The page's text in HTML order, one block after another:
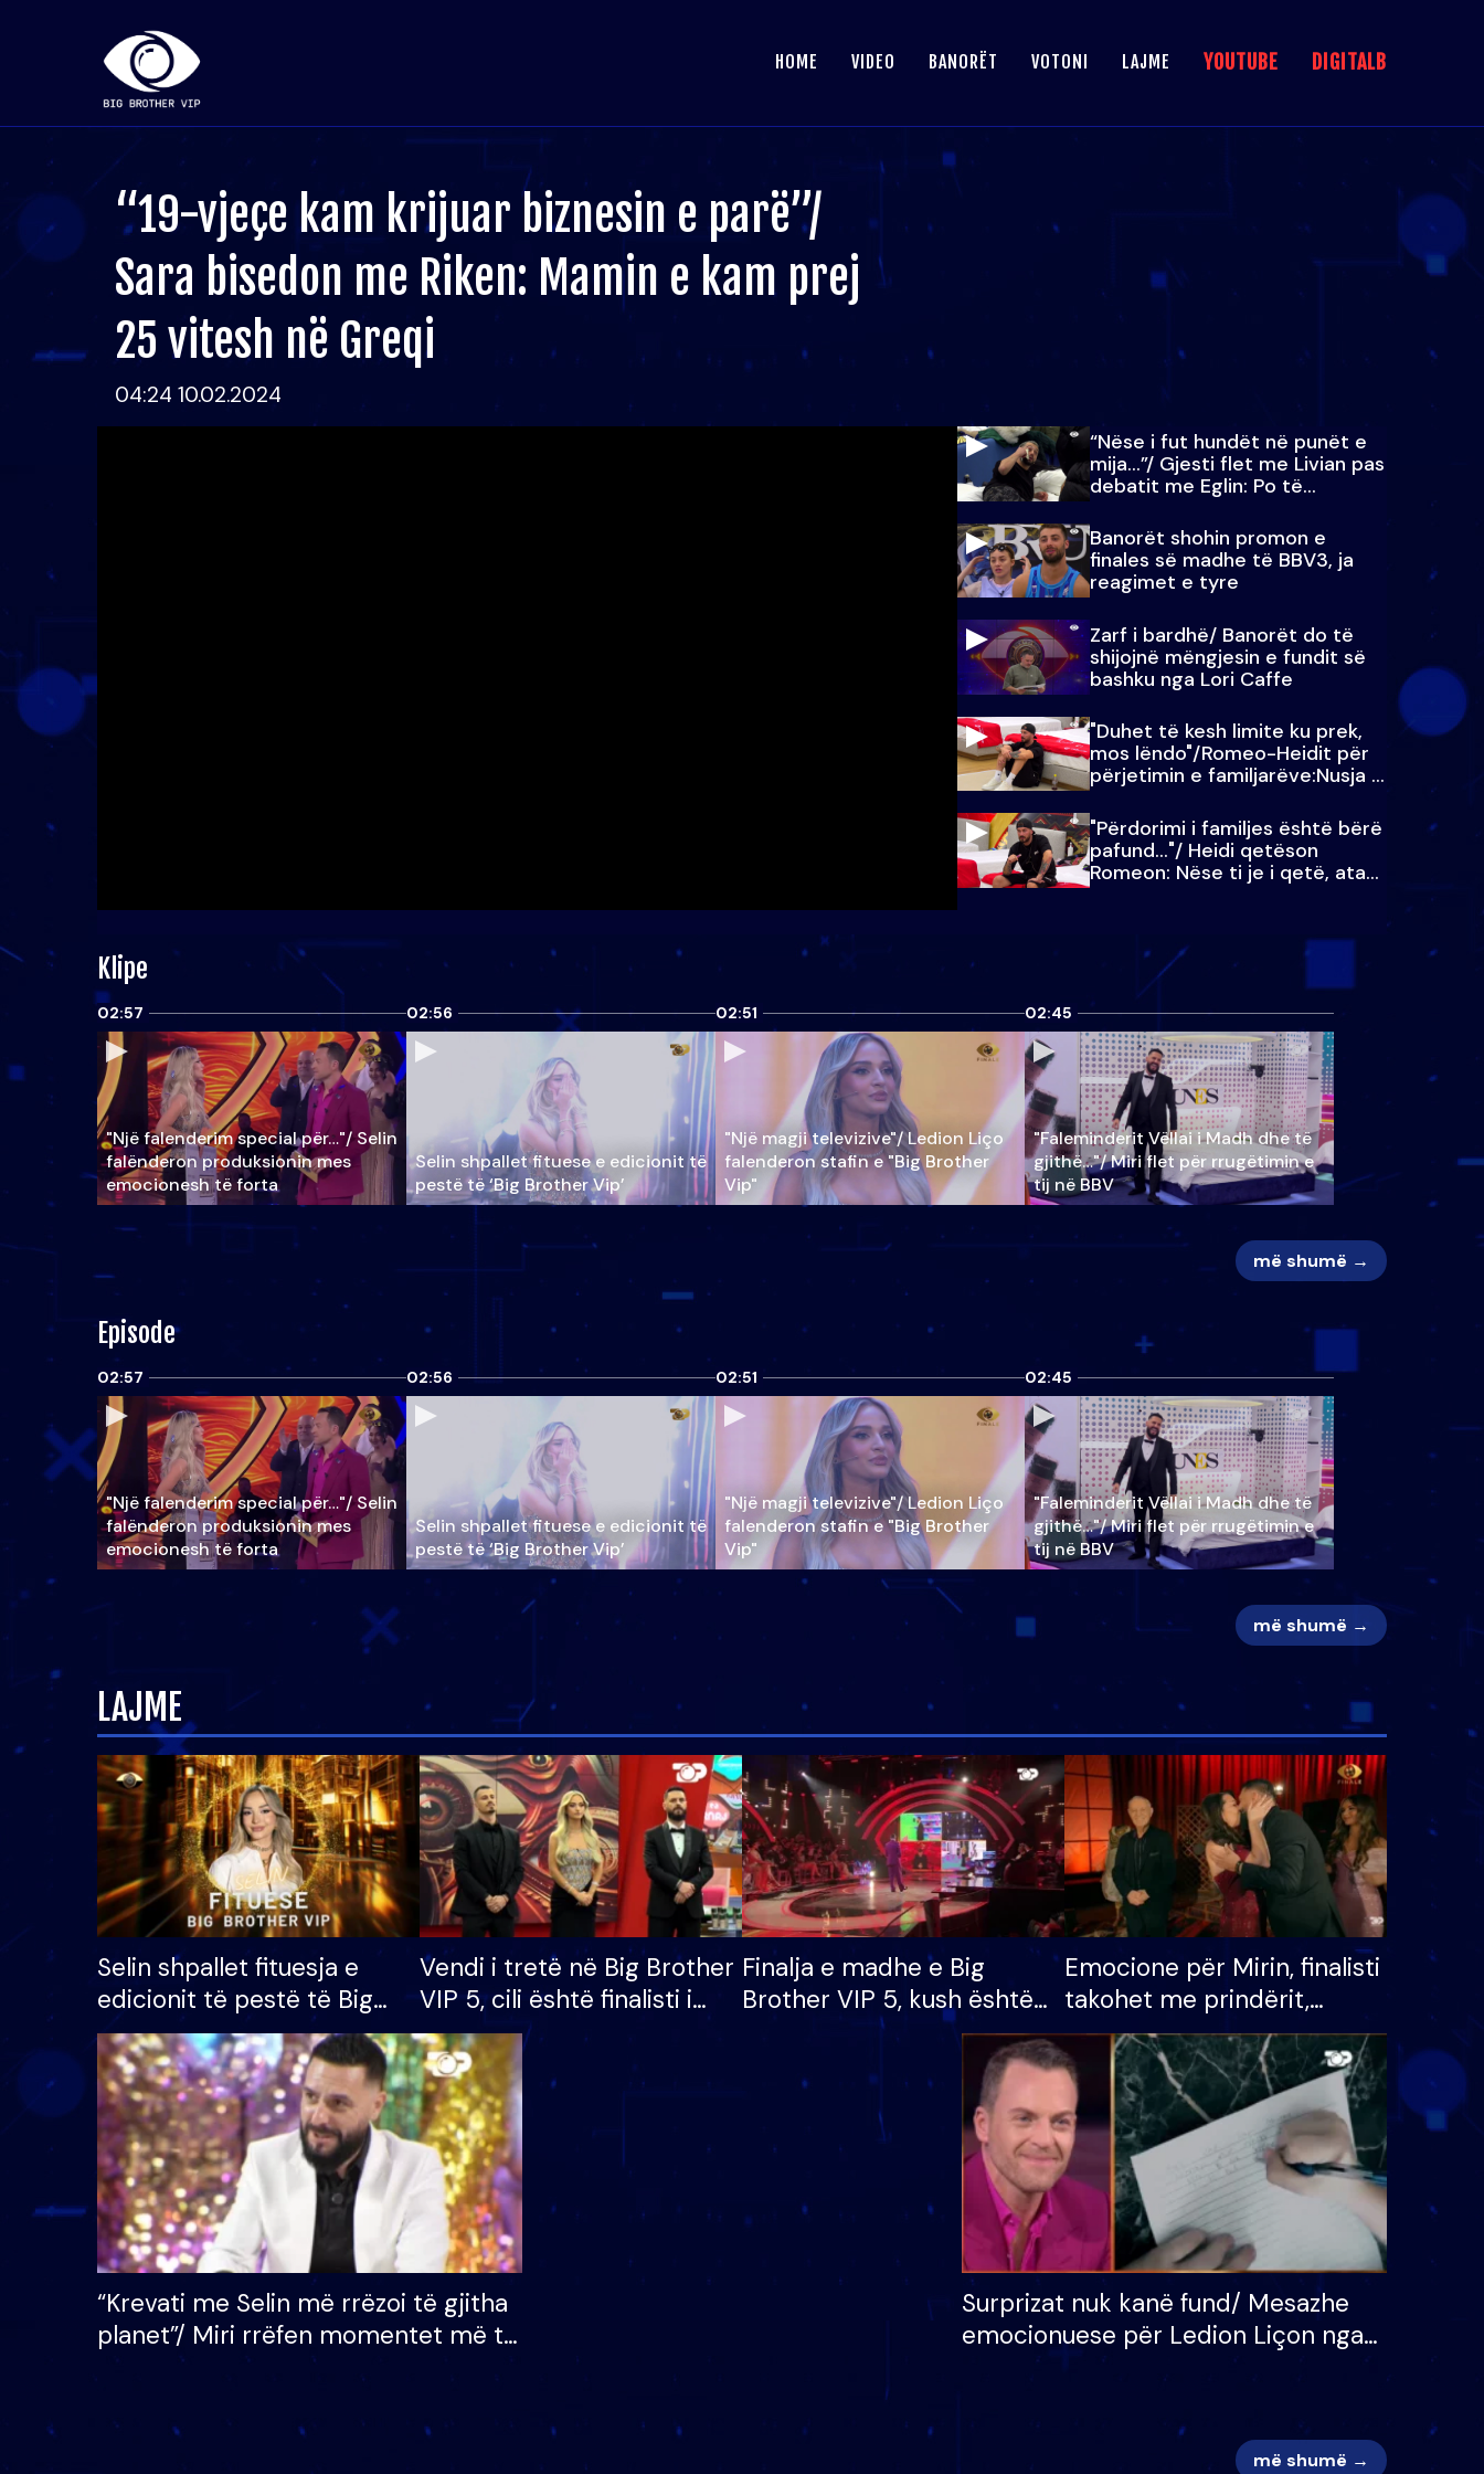
HOME VIDEO BANORËT VOTONI LAJME YOUTUBE DIGITALB
“19-vjeçe kam krijuar biznesin e parë”/
Sara bisedon me Riken: Mamin e kam prej
25 vitesh në Greqi
04:24 10.02.2024
“Nëse i fut hundët në punët e
mija…”/ Gjesti flet me Livian pas
debatit me Eglin: Po të
paralajmëroj
Banorët shohin promon e
finales së madhe të BBV3, ja
reagimet e tyre
Zarf i bardhë/ Banorët do të
shijojnë mëngjesin e fundit së
bashku nga Lori Caffe
"Duhet të kesh limite ku prek,
mos lëndo"/Romeo-Heidit për
përjetimin e familjarëve:Nusja e
Julit…
"Përdorimi i familjes është bërë
pafund…"/ Heidi qetëson
Romeon: Nëse ti je i qetë, ata
qetësohen
Klipe
02:57
"Një falenderim special për…"/ Selin
falënderon produksionin mes
emocionesh të forta
02:56
Selin shpallet fituese e edicionit të
pestë të ‘Big Brother Vip’
02:51
"Një magji televizive"/ Ledion Liço
falenderon stafin e "Big Brother
Vip"
02:45
"Faleminderit Vëllai i Madh dhe të
gjithë…"/ Miri flet për rrugëtimin e
tij në BBV
më shumë →
Episode
02:57
"Një falenderim special për…"/ Selin
falënderon produksionin mes
emocionesh të forta
02:56
Selin shpallet fituese e edicionit të
pestë të ‘Big Brother Vip’
02:51
"Një magji televizive"/ Ledion Liço
falenderon stafin e "Big Brother
Vip"
02:45
"Faleminderit Vëllai i Madh dhe të
gjithë…"/ Miri flet për rrugëtimin e
tij në BBV
më shumë →
LAJME
Selin shpallet fituesja e
edicionit të pestë të Big
Brother VIP, rrëmben
çmimin e madh prej 100
mijë eurosh
Vendi i tretë në Big Brother
VIP 5, cili është finalisti i
radhës që lë shtëpinë
Finalja e madhe e Big
Brother VIP 5, kush është
banori i parë që lë shtëpinë
dhe humb mundësinë për
të fituar çmimin e madh
Emocione për Mirin, finalisti
takohet me prindërit,
vajzën dhe bashkëshorten:
S’kemi ndonjë letër divorci
apo jo?
“Krevati me Selin më rrëzoi të gjitha
planet”/ Miri rrëfen momentet më të
bukura në shtëpinë e BB VIP: Do më
Surprizat nuk kanë fund/ Mesazhe
emocionuese për Ledion Liçon nga
nëna dhe fëmijët e tij, moderatori
më shumë →